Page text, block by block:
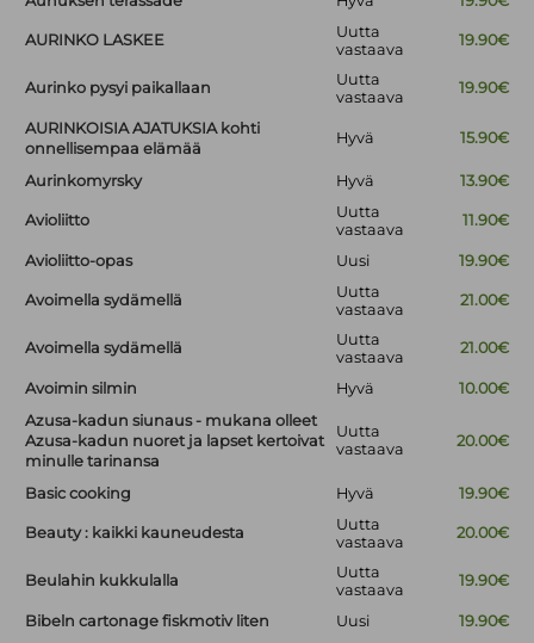
AURINKO LASKEE
Uutta
vastaava
19.90€
Aurinko pysyi paikallaan
Uutta
vastaava
19.90€
AURINKOISIA AJATUKSIA kohti
onnellisempaa elämää
Hyvä 15.90€
Aurinkomyrsky Hyvä 13.90€
Avioliitto
Uutta
vastaava
11.90€
Avioliitto-opas Uusi 19.90€
Avoimella sydämellä
Uutta
vastaava
21.00€
Avoimella sydämellä
Uutta
vastaava
21.00€
Avoimin silmin Hyvä
10.00€
Azusa-kadun siunaus - mukana olleet
Azusa-kadun nuoret ja lapset kertoivat
minulle tarinansa
Uutta
vastaava
20.00€
Basic cooking Hyvä 19.90€
Beauty : kaikki kauneudesta
Uutta
vastaava
20.00€
Beulahin kukkulalla
Uutta
vastaava
19.90€
Bibeln cartonage fiskmotiv liten Uusi
19.90€